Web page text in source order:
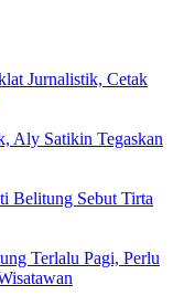
Jurnalistik, Cetak
Aly Satikin Tegaskan
Belitung Sebut Tirta
Terlalu Pagi, Perlu